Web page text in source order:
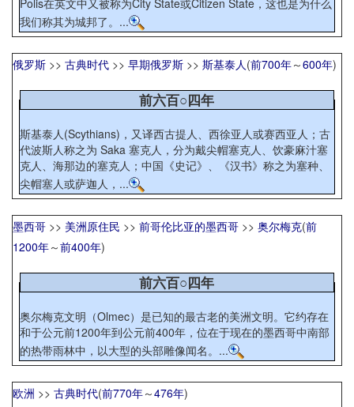
Polis在英文中又被称为City State或Citizen State，这也是为什么
我们称其为城邦了。...
俄罗斯 >> 古典时代 >> 早期俄罗斯 >> 斯基泰人(前700年～600年)
前六百○四年
斯基泰人(Scythians)，又译西古提人、西徐亚人或赛西亚人；古
代波斯人称之为 Saka 塞克人，分为戴尖帽塞克人、饮豪麻汁塞
克人、海那边的塞克人；中国《史记》、《汉书》称之为塞种、
尖帽塞人或萨迦人，...
墨西哥 >> 美洲原住民 >> 前哥伦比亚的墨西哥 >> 奥尔梅克(前
1200年～前400年)
前六百○四年
奥尔梅克文明（Olmec）是已知的最古老的美洲文明。它约存在
和于公元前1200年到公元前400年，位在于现在的墨西哥中南部
的热带雨林中，以大型的头部雕像闻名。...
欧洲 >> 古典时代(前770年～476年)